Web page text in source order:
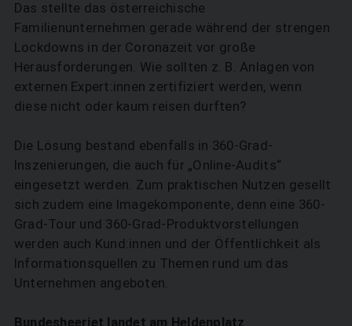
Das stellte das österreichische
Familienunternehmen gerade während der strengen
Lockdowns in der Coronazeit vor große
Herausforderungen. Wie sollten z. B. Anlagen von
externen Expert:innen zertifiziert werden, wenn
diese nicht oder kaum reisen durften?
Die Lösung bestand ebenfalls in 360-Grad-
Inszenierungen, die auch für „Online-Audits“
eingesetzt werden. Zum praktischen Nutzen gesellt
sich zudem eine Imagekomponente, denn eine 360-
Grad-Tour und 360-Grad-Produktvorstellungen
werden auch Kund:innen und der Öffentlichkeit als
Informationsquellen zu Themen rund um das
Unternehmen angeboten.
Bundesheerjet landet am Heldenplatz